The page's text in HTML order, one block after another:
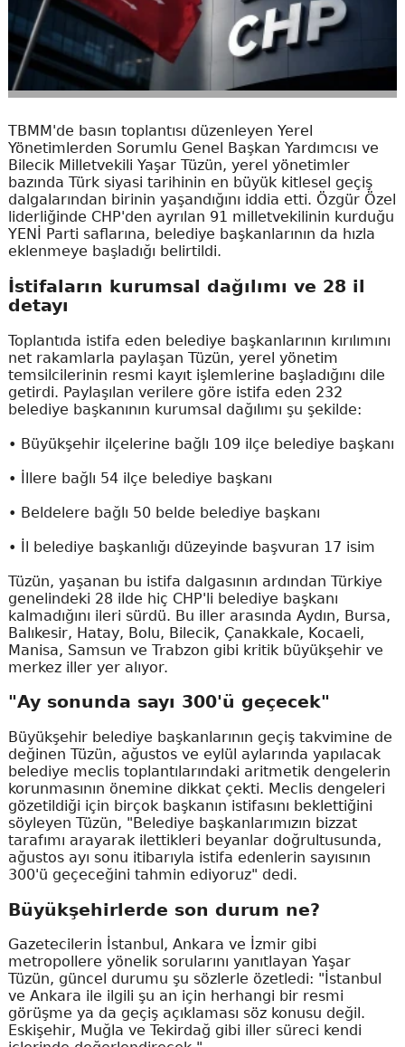
TBMM'de basın toplantısı düzenleyen Yerel
Yönetimlerden Sorumlu Genel Başkan Yardımcısı ve
Bilecik Milletvekili Yaşar Tüzün, yerel yönetimler
bazında Türk siyasi tarihinin en büyük kitlesel geçiş
dalgalarından birinin yaşandığını iddia etti. Özgür Özel
liderliğinde CHP'den ayrılan 91 milletvekilinin kurduğu
YENİ Parti saflarına, belediye başkanlarının da hızla
eklenmeye başladığı belirtildi.
İstifaların kurumsal dağılımı ve 28 il
detayı
Toplantıda istifa eden belediye başkanlarının kırılımını
net rakamlarla paylaşan Tüzün, yerel yönetim
temsilcilerinin resmi kayıt işlemlerine başladığını dile
getirdi. Paylaşılan verilere göre istifa eden 232
belediye başkanının kurumsal dağılımı şu şekilde:
• Büyükşehir ilçelerine bağlı 109 ilçe belediye başkanı
• İllere bağlı 54 ilçe belediye başkanı
• Beldelere bağlı 50 belde belediye başkanı
• İl belediye başkanlığı düzeyinde başvuran 17 isim
Tüzün, yaşanan bu istifa dalgasının ardından Türkiye
genelindeki 28 ilde hiç CHP'li belediye başkanı
kalmadığını ileri sürdü. Bu iller arasında Aydın, Bursa,
Balıkesir, Hatay, Bolu, Bilecik, Çanakkale, Kocaeli,
Manisa, Samsun ve Trabzon gibi kritik büyükşehir ve
merkez iller yer alıyor.
"Ay sonunda sayı 300'ü geçecek"
Büyükşehir belediye başkanlarının geçiş takvimine de
değinen Tüzün, ağustos ve eylül aylarında yapılacak
belediye meclis toplantılarındaki aritmetik dengelerin
korunmasının önemine dikkat çekti. Meclis dengeleri
gözetildiği için birçok başkanın istifasını beklettiğini
söyleyen Tüzün, "Belediye başkanlarımızın bizzat
tarafımı arayarak ilettikleri beyanlar doğrultusunda,
ağustos ayı sonu itibarıyla istifa edenlerin sayısının
300'ü geçeceğini tahmin ediyoruz" dedi.
Büyükşehirlerde son durum ne?
Gazetecilerin İstanbul, Ankara ve İzmir gibi
metropollere yönelik sorularını yanıtlayan Yaşar
Tüzün, güncel durumu şu sözlerle özetledi: "İstanbul
ve Ankara ile ilgili şu an için herhangi bir resmi
görüşme ya da geçiş açıklaması söz konusu değil.
Eskişehir, Muğla ve Tekirdağ gibi iller süreci kendi